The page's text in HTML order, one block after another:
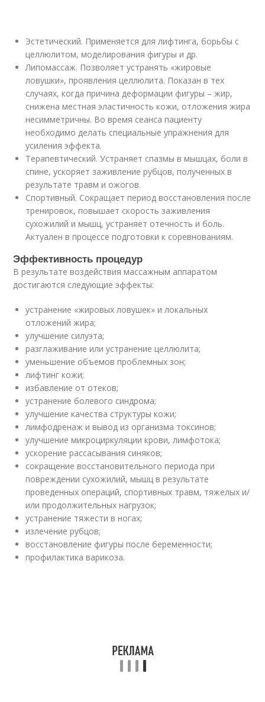
Эстетический. Применяется для лифтинга, борьбы с
целлюлитом, моделирования фигуры и др.
Липомассаж. Позволяет устранять «жировые
ловушки», проявления целлюлита. Показан в тех
случаях, когда причина деформации фигуры – жир,
снижена местная эластичность кожи, отложения жира
несимметричны. Во время сеанса пациенту
необходимо делать специальные упражнения для
усиления эффекта.
Терапевтический. Устраняет спазмы в мышцах, боли в
спине, ускоряет заживление рубцов, полученных в
результате травм и ожогов.
Спортивный. Сокращает период восстановления после
тренировок, повышает скорость заживления
сухожилий и мышц, устраняет отечность и боль.
Актуален в процессе подготовки к соревнованиям.
Эффективность процедур
В результате воздействия массажным аппаратом
достигаются следующие эффекты:
устранение «жировых ловушек» и локальных
отложений жира;
улучшение силуэта;
разглаживание или устранение целлюлита;
уменьшение объемов проблемных зон;
лифтинг кожи;
избавление от отеков;
устранение болевого синдрома;
улучшение качества структуры кожи;
лимфодренаж и вывод из организма токсинов;
улучшение микроциркуляции крови, лимфотока;
ускорение рассасывания синяков;
сокращение восстановительного периода при
повреждении сухожилий, мышц в результате
проведенных операций, спортивных травм, тяжелых и/
или продолжительных нагрузок;
устранение тяжести в ногах;
излечение рубцов;
восстановление фигуры после беременности;
профилактика варикоза.